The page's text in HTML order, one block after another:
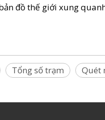
đồ thế giới xung
Tổng số trạm Quét